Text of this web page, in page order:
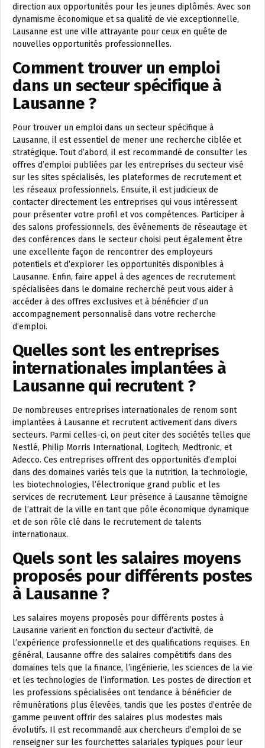
direction aux opportunités pour les jeunes diplômés. Avec son
dynamisme économique et sa qualité de vie exceptionnelle,
Lausanne est une ville attrayante pour ceux en quête de
nouvelles opportunités professionnelles.
Comment trouver un emploi
dans un secteur spécifique à
Lausanne ?
Pour trouver un emploi dans un secteur spécifique à
Lausanne, il est essentiel de mener une recherche ciblée et
stratégique. Tout d’abord, il est recommandé de consulter les
offres d’emploi publiées par les entreprises du secteur visé
sur les sites spécialisés, les plateformes de recrutement et
les réseaux professionnels. Ensuite, il est judicieux de
contacter directement les entreprises qui vous intéressent
pour présenter votre profil et vos compétences. Participer à
des salons professionnels, des événements de réseautage et
des conférences dans le secteur choisi peut également être
une excellente façon de rencontrer des employeurs
potentiels et d’explorer les opportunités disponibles à
Lausanne. Enfin, faire appel à des agences de recrutement
spécialisées dans le domaine recherché peut vous aider à
accéder à des offres exclusives et à bénéficier d’un
accompagnement personnalisé dans votre recherche
d’emploi.
Quelles sont les entreprises
internationales implantées à
Lausanne qui recrutent ?
De nombreuses entreprises internationales de renom sont
implantées à Lausanne et recrutent activement dans divers
secteurs. Parmi celles-ci, on peut citer des sociétés telles que
Nestlé, Philip Morris International, Logitech, Medtronic, et
Adecco. Ces entreprises offrent des opportunités d’emploi
dans des domaines variés tels que la nutrition, la technologie,
les biotechnologies, l’électronique grand public et les
services de recrutement. Leur présence à Lausanne témoigne
de l’attrait de la ville en tant que pôle économique dynamique
et de son rôle clé dans le recrutement de talents
internationaux.
Quels sont les salaires moyens
proposés pour différents postes
à Lausanne ?
Les salaires moyens proposés pour différents postes à
Lausanne varient en fonction du secteur d’activité, de
l’expérience professionnelle et des qualifications requises. En
général, Lausanne offre des salaires compétitifs dans des
domaines tels que la finance, l’ingénierie, les sciences de la vie
et les technologies de l’information. Les postes de direction et
les professions spécialisées ont tendance à bénéficier de
rémunérations plus élevées, tandis que les postes d’entrée de
gamme peuvent offrir des salaires plus modestes mais
évolutifs. Il est recommandé aux chercheurs d’emploi de se
renseigner sur les fourchettes salariales typiques pour leur